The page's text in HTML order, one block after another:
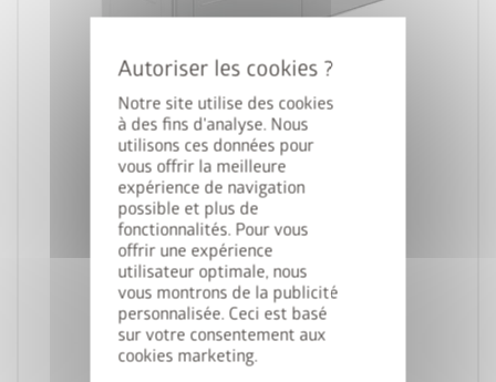
Notre site utilise des cookies
à des fins d'analyse. Nous
utilisons ces données pour
vous offrir la meilleure
expérience de navigation
possible et plus de
fonctionnalités. Pour vous
offrir une expérience
utilisateur optimale, nous
vous montrons de la publicité
personnalisée. Ceci est basé
sur votre consentement aux
cookies marketing.
HighBoard
en 2 tailles
dès € 1 649,00
3 couleurs
deployed_code
lock_person
Le meilleur niveau de sécurité
calendar_month
20 ans de garantie